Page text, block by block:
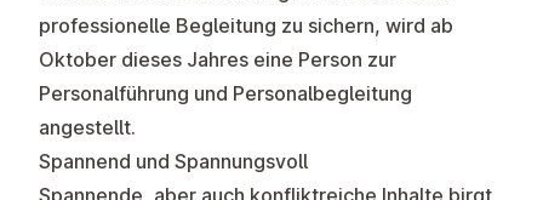
professionelle Begleitung zu sichern, wird ab
Oktober dieses Jahres eine Person zur
Personalführung und Personalbegleitung
angestellt.
Spannend und Spannungsvoll
Spannende, aber auch konfliktreiche Inhalte birgt